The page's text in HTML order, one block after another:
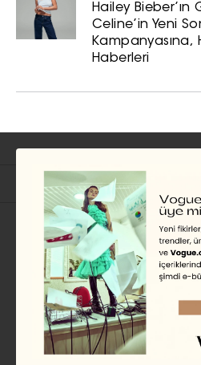
Hailey
Celine’in Yeni
Kampanyasına,
Haberleri
İlgili Başlıklar
MODA
The Lyst
Moda
GÜLİZAR